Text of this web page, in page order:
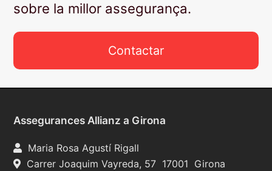
sobre la millor assegurança.
Contactar
Assegurances Allianz a Girona
Maria Rosa Agustí Rigall
Carrer Joaquim Vayreda, 57 17001 Girona